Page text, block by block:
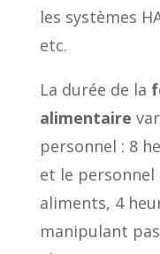
les systèmes
etc.
La durée de la
alimentaire
personnel : 8
et le personnel
aliments, 4
manipulant